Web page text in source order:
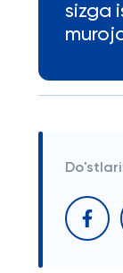
sizga